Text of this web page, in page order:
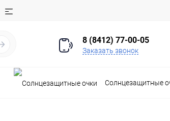
8 (8412) 77-00-05
Заказать звонок
Солнцезащитные